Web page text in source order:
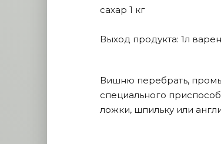
сахар 1 кг
Выход продукта: 1л
Вишню перебрать,
специального
ложки, шпильку или